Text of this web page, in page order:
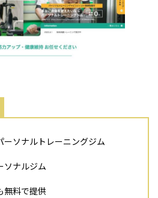
ーソナルトレーニングジム
ソナルジム
無料で提供